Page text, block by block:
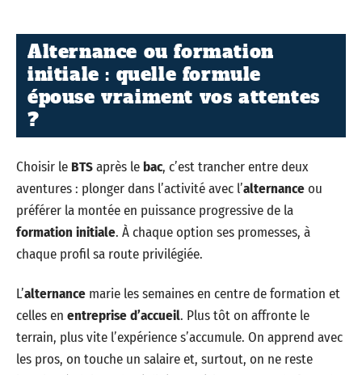
Alternance ou formation
initiale : quelle formule
épouse vraiment vos attentes
?
Choisir le BTSaprès lebac, c’est trancher entre deux
aventures : plonger dans l’activité avec l’alternanceou
préférer la montée en puissance progressive de la
formation initiale. À chaque option ses promesses, à
chaque profil sa route privilégiée.
L’alternance marie les semaines en centre de formation et
celles en entreprise d’accueil. Plus tôt on affronte le
terrain, plus vite l’expérience s’accumule. On apprend avec
les pros, on touche un salaire et, surtout, on ne reste